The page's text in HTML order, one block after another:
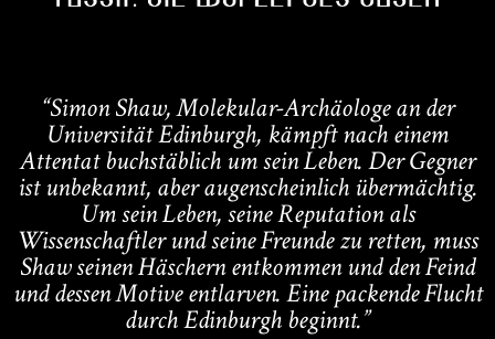
“Simon Shaw, Molekular-Archäologe an der
Universität Edinburgh, kämpft nach einem
Attentat buchstäblich um sein Leben. Der Gegner
ist unbekannt, aber augenscheinlich übermächtig.
Um sein Leben, seine Reputation als
Wissenschaftler und seine Freunde zu retten, muss
Shaw seinen Häschern entkommen und den Feind
und dessen Motive entlarven. Eine packende Flucht
durch Edinburgh beginnt.”